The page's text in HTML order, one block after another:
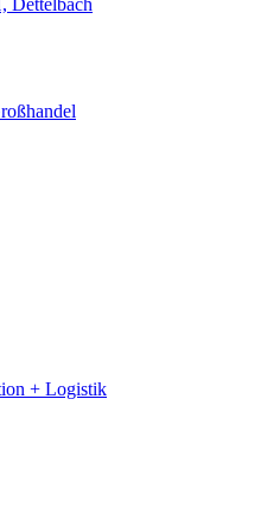
Dettelbach
+ Logistik